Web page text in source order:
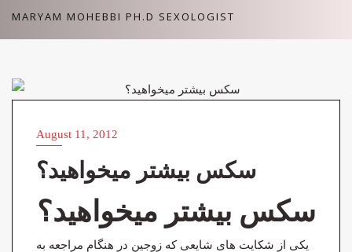
SkipMARYAM MOHEBBI PH.D SEXOLOGIST
August 11, 2012
سکس بیشتر میخواهید؟
سکس بیشتر میخواهید؟
یکی از شکایت های شایعی که زوجین در هنگام مراجعه به